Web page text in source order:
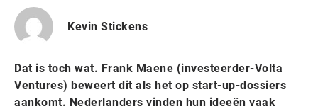
Kevin Stickens
Dat is toch wat. Frank Maene (investeerder-Volta
Ventures) beweert dit als het op start-up-dossiers
aankomt. Nederlanders vinden hun ideeën vaak